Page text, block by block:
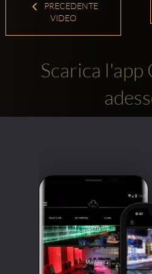
PRECEDENTE
VIDEO
Scarica l'app